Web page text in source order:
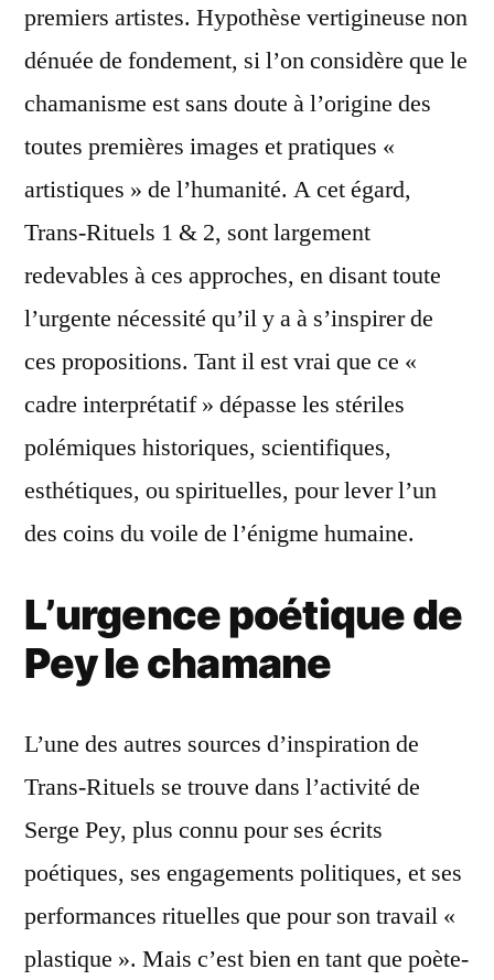
premiers artistes. Hypothèse vertigineuse non
dénuée de fondement, si l’on considère que le
chamanisme est sans doute à l’origine des
toutes premières images et pratiques «
artistiques » de l’humanité. A cet égard,
Trans-Rituels 1 & 2, sont largement
redevables à ces approches, en disant toute
l’urgente nécessité qu’il y a à s’inspirer de
ces propositions. Tant il est vrai que ce «
cadre interprétatif » dépasse les stériles
polémiques historiques, scientifiques,
esthétiques, ou spirituelles, pour lever l’un
des coins du voile de l’énigme humaine.
L’urgence poétique de
Pey le chamane
L’une des autres sources d’inspiration de
Trans-Rituels se trouve dans l’activité de
Serge Pey, plus connu pour ses écrits
poétiques, ses engagements politiques, et ses
performances rituelles que pour son travail «
plastique ». Mais c’est bien en tant que poète-